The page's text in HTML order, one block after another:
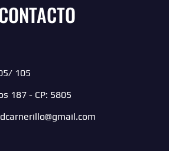
105
187 - CP: 5805